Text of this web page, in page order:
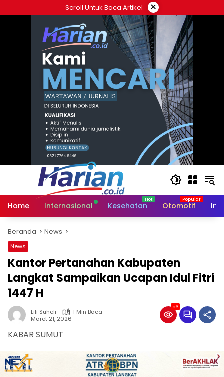
ke
Scroll Untuk Baca Artikel ×
Home Internasional Kesehatan Otomotif
Beranda News
News
Kantor Pertanahan Kabupaten
Langkat Sampaikan Ucapan Idul Fitri
1447 H
Lili Suheli
1 Min Baca
Maret 21, 2026
56
KABAR SUMUT